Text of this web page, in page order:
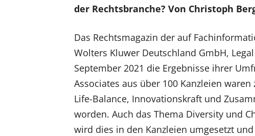
der Rechtsbranche? Von Christoph
Das Rechtsmagazin der auf
Wolters Kluwer Deutschland GmbH,
September 2021 die Ergebnisse ihrer
Associates aus über 100 Kanzleien
Life-Balance, Innovationskraft und
worden. Auch das Thema Diversity und
wird dies in den Kanzleien umgesetzt